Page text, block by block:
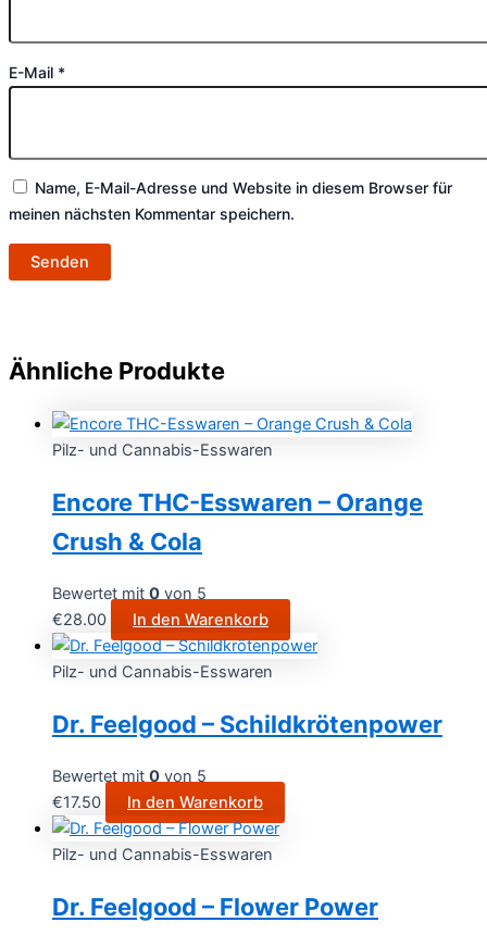
E-Mail *
Name, E-Mail-Adresse und Website in diesem Browser für
meinen nächsten Kommentar speichern.
Ähnliche Produkte
Pilz- und Cannabis-Esswaren
Encore THC-Esswaren – Orange
Crush & Cola
Bewertet mit 0 von 5
€28.00 In den Warenkorb
Pilz- und Cannabis-Esswaren
Dr. Feelgood – Schildkrötenpower
Bewertet mit 0 von 5
€17.50 In den Warenkorb
Pilz- und Cannabis-Esswaren
Dr. Feelgood – Flower Power